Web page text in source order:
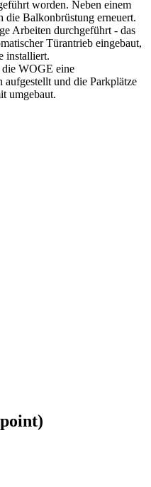
worden. Neben einem
die Balkonbrüstung erneuert.
Arbeiten durchgeführt - das
Türantrieb eingebaut,
installiert.
die WOGE eine
aufgestellt und die Parkplätze
umgebaut.